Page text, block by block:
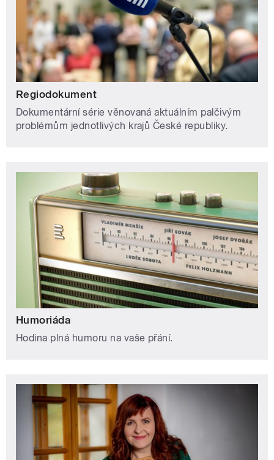
Regiodokument
Dokumentární série věnovaná aktuálním palčivým
problémům jednotlivých krajů České republiky.
Humoriáda
Hodina plná humoru na vaše přání.